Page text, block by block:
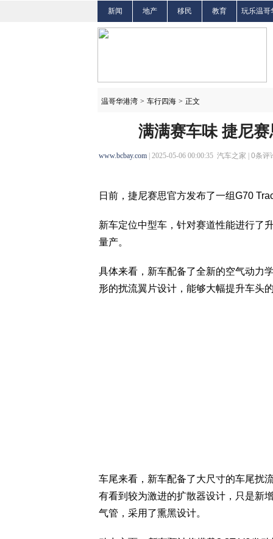
新闻 地产 移民 教育 玩乐温哥
温哥华港湾 > 车行四海 > 正文
满满赛车味 捷尼
www.bcbay.com | 2025-05-06 00:00:35 汽车之家 | 0条评
日前，捷尼赛思官方发布了一组G70
新车定位中型车，针对赛道性能进行了
量产。
具体来看，新车配备了全新的空气动力
形的扰流翼片设计，能够大幅提升车头
车尾来看，新车配备了大尺寸的车尾扰
有看到较为激进的扩散器设计，只是新
气管，采用了熏黑设计。